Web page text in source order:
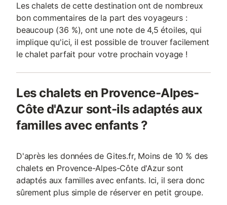
Les chalets de cette destination ont de nombreux
bon commentaires de la part des voyageurs :
beaucoup (36 %), ont une note de 4,5 étoiles, qui
implique qu'ici, il est possible de trouver facilement
le chalet parfait pour votre prochain voyage !
Les chalets en Provence-Alpes-
Côte d'Azur sont-ils adaptés aux
familles avec enfants ?
D'après les données de Gites.fr, Moins de 10 % des
chalets en Provence-Alpes-Côte d'Azur sont
adaptés aux familles avec enfants. Ici, il sera donc
sûrement plus simple de réserver en petit groupe.